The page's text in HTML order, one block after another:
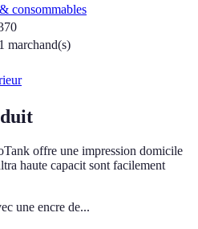
consommables
marchand(s)
offre une impression domicile
haute capacit sont facilement
une encre de...